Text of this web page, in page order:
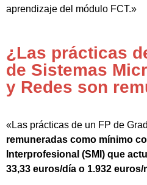
aprendizaje del módulo FCT.»
¿Las prácticas
de Sistemas
y Redes son
«Las prácticas de un FP de
remuneradas como mínimo
Interprofesional (SMI) que
33,33 euros/día o 1.932 euros/